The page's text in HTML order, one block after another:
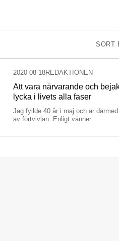
SORT
2020-08-18REDAKTIONEN
Att vara närvarande och
lycka i livets alla faser
Jag fyllde 40 år i maj och är
av förtvivlan. Enligt vänner...